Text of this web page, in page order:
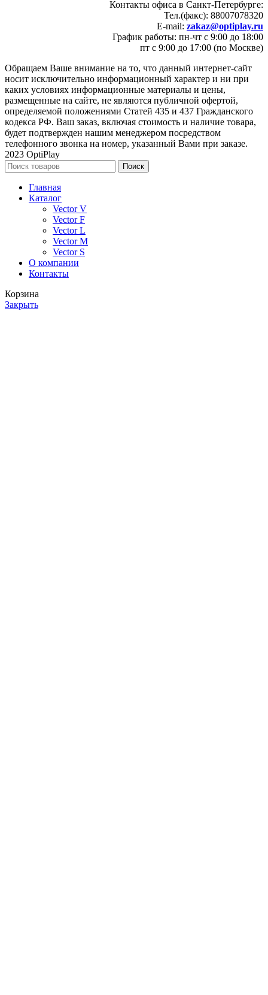
Контакты офиса в Санкт-Петербурге:
Тел.(факс): 88007078320
E-mail: zakaz@optiplay.ru
График работы: пн-чт с 9:00 до 18:00
пт с 9:00 до 17:00 (по Москве)
Обращаем Ваше внимание на то, что данный интернет-сайт
носит исключительно информационный характер и ни при
каких условиях информационные материалы и цены,
размещенные на сайте, не являются публичной офертой,
определяемой положениями Статей 435 и 437 Гражданского
кодекса РФ. Ваш заказ, включая стоимость и наличие товара,
будет подтвержден нашим менеджером посредством
телефонного звонка на номер, указанный Вами при заказе.
2023 OptiPlay
Поиск
Главная
Каталог
Vector V
Vector F
Vector L
Vector M
Vector S
О компании
Контакты
Корзина
Закрыть